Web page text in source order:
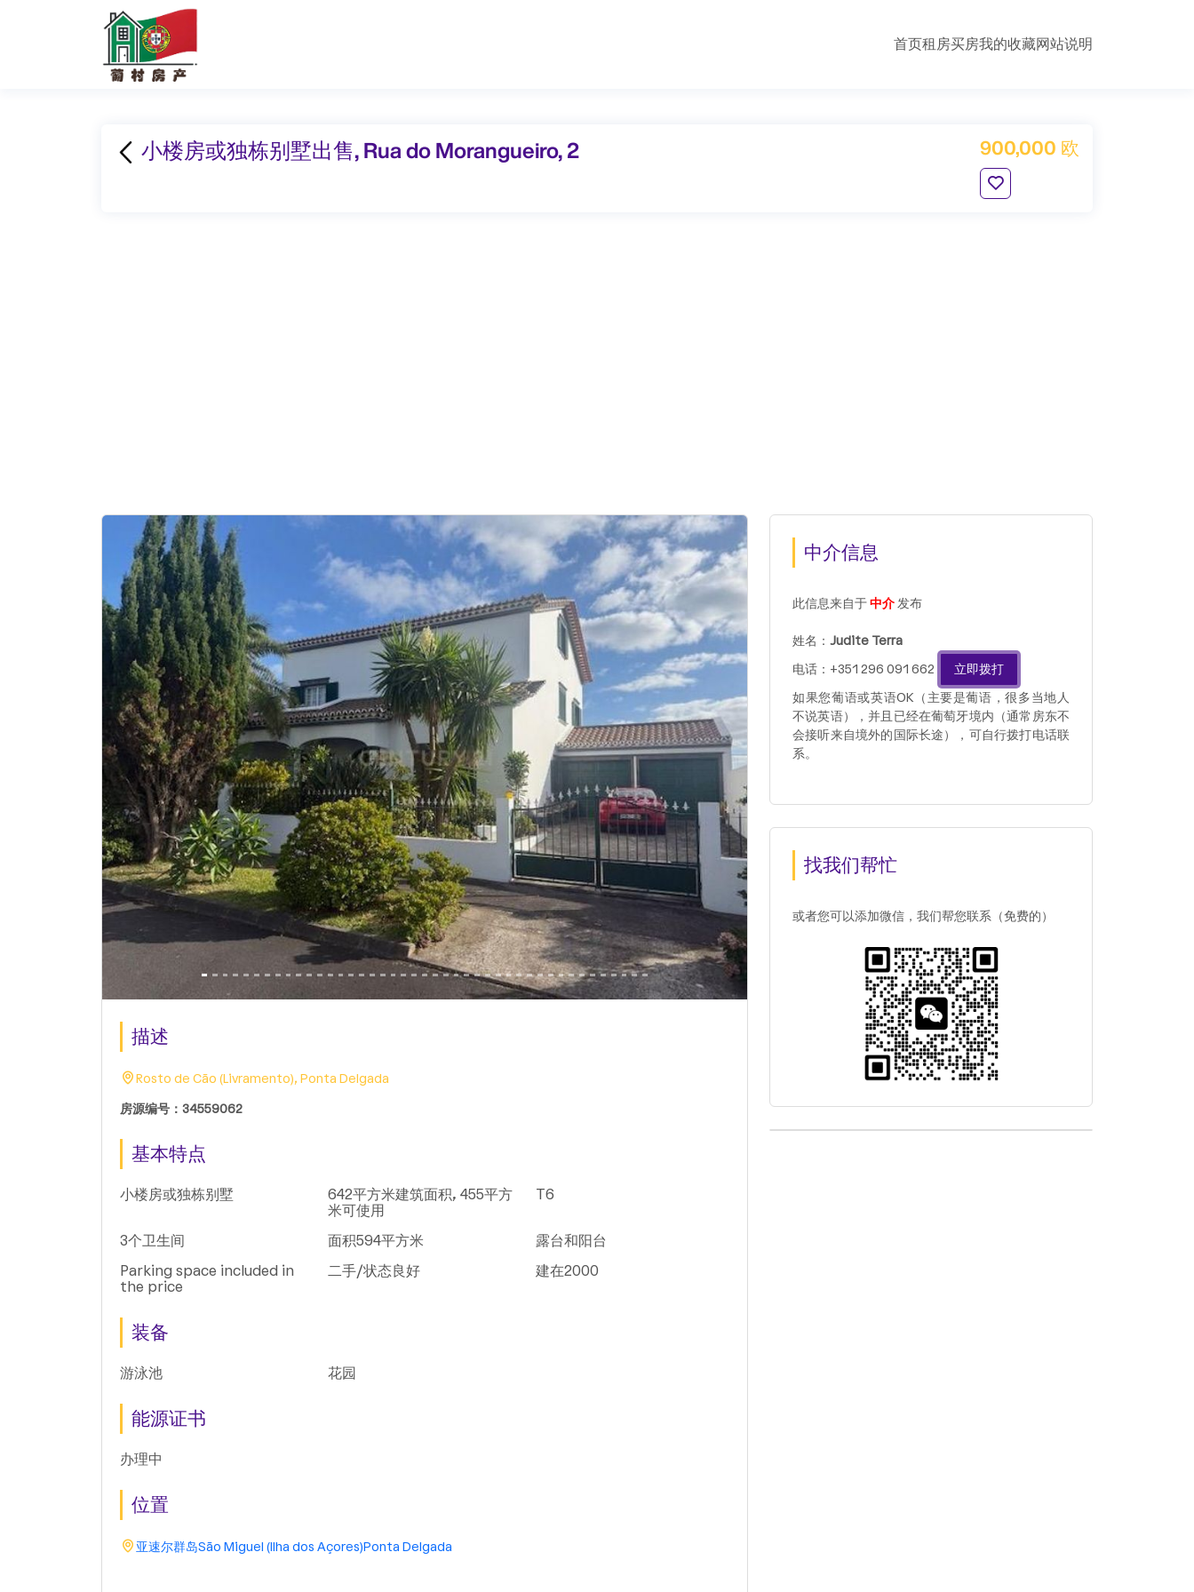
首页租房买房我的收藏网站说明
小楼房或独栋别墅出售, Rua do Morangueiro, 2 900,000 欧
描述
Rosto de Cão (Livramento), Ponta Delgada
房源编号：34559062
基本特点
小楼房或独栋别墅
642平方米建筑面积, 455平方
米可使用
T6
3个卫生间 面积594平方米
露台和阳台
Parking space included in
the price
二手/状态良好 建在2000
装备
游泳池 花园
能源证书
办理中
位置
亚速尔群岛São Miguel (Ilha dos Açores)Ponta Delgada
中介信息
此信息来自于中介发布
姓名： Judite Terra
电话：+351 296 091 662
立即拨打
如果您葡语或英语OK（主要是葡语，很多当地人
不说英语），并且已经在葡萄牙境内（通常房东不
会接听来自境外的国际长途），可自行拨打电话联
系。
找我们帮忙
或者您可以添加微信，我们帮您联系（免费的）